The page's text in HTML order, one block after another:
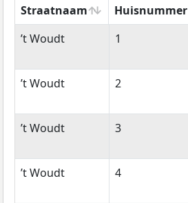
Straatnaam Huisnummer
Straatnaam
Huisnummer
’t Woudt 1
’t Woudt 2
’t Woudt 3
’t Woudt 4